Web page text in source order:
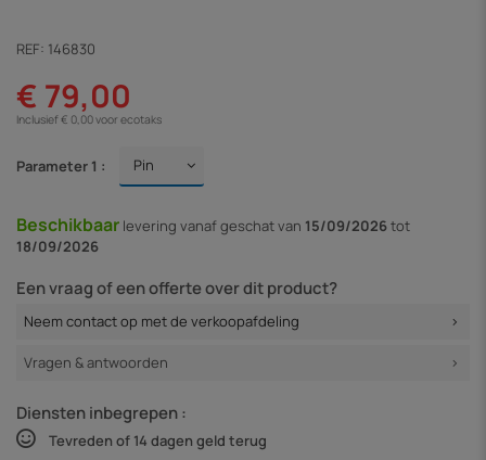
REF: 146830
€ 79,00
Inclusief € 0,00 voor ecotaks
Parameter 1 :
Beschikbaar levering vanafgeschat van 15/09/2026tot
18/09/2026
Een vraag of een offerte over dit product?
Neem contact op met de verkoopafdeling
Vragen & antwoorden
Diensten inbegrepen :
Tevreden of 14 dagen geld terug